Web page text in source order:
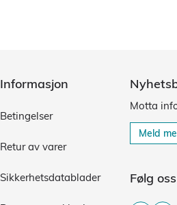
Informasjon
Betingelser
Retur av varer
Sikkerhetsdatablader
Motta
Meld
Følg